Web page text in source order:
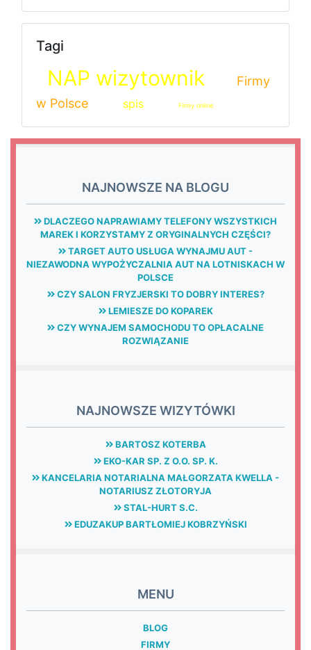
Tagi
NAP wizytownik
Firmy
w Polsce
spis Firmy online
NAJNOWSZE NA BLOGU
DLACZEGO NAPRAWIAMY TELEFONY WSZYSTKICH
MAREK I KORZYSTAMY Z ORYGINALNYCH CZĘŚCI?
TARGET AUTO USŁUGA WYNAJMU AUT -
NIEZAWODNA WYPOŻYCZALNIA AUT NA LOTNISKACH W
POLSCE
CZY SALON FRYZJERSKI TO DOBRY INTERES?
LEMIESZE DO KOPAREK
CZY WYNAJEM SAMOCHODU TO OPŁACALNE
ROZWIĄZANIE
NAJNOWSZE WIZYTÓWKI
BARTOSZ KOTERBA
EKO-KAR SP. Z O.O. SP. K.
KANCELARIA NOTARIALNA MAŁGORZATA KWELLA -
NOTARIUSZ ZŁOTORYJA
STAL-HURT S.C.
EDUZAKUP BARTŁOMIEJ KOBRZYŃSKI
MENU
BLOG
FIRMY